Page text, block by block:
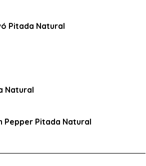
Pitada Natural
Natural
Pepper Pitada Natural